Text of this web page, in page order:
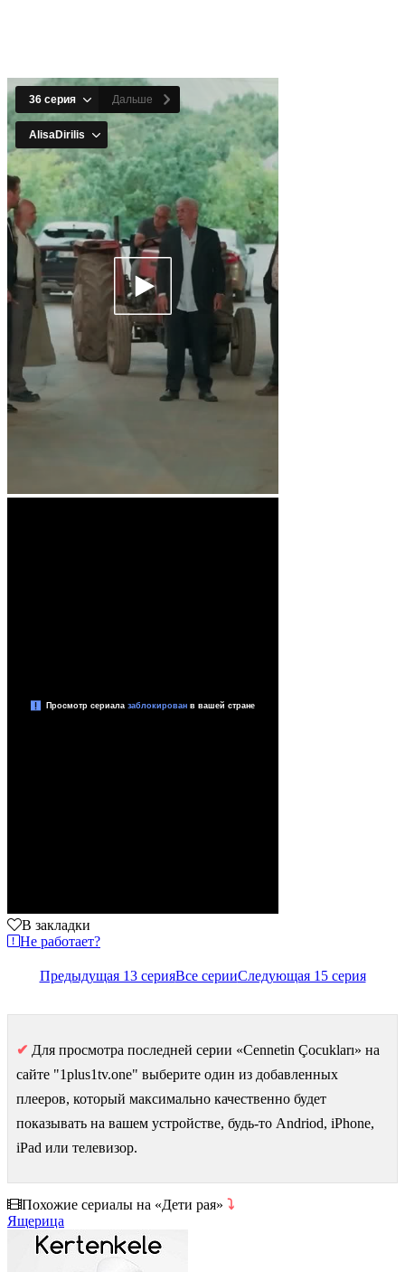
В закладки
Не работает?
Предыдущая 13 серияВсе серииСледующая 15 серия
✔ Для просмотра последней серии «Cennetin Çocukları» на
сайте "1plus1tv.one" выберите один из добавленных
плееров, который максимально качественно будет
показывать на вашем устройстве, будь-то Andriod, iPhone,
iPad или телевизор.
Похожие сериалы на «Дети рая» ⤵
Ящерица